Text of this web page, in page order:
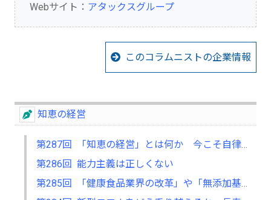
Webサイト： アタックスグループ
このコラムニストの企業情報
知恵の経営
第286回 能力主義は正しくない